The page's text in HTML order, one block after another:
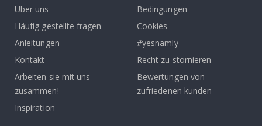
Über uns
Häufig gestellte fragen
Anleitungen
Kontakt
Arbeiten sie mit uns
zusammen!
Inspiration
Bedingungen
Cookies
#yesnamly
Recht zu stornieren
Bewertungen von
zufriedenen kunden